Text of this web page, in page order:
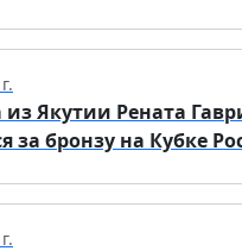
Якутии Рената
за бронзу на Кубке